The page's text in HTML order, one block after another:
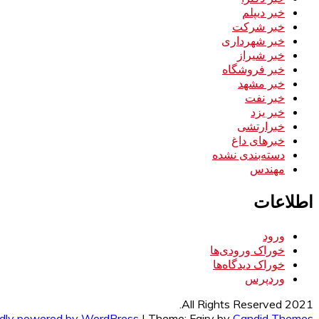
خبر دیپلم
خبر شرکت
خبر شهرداری
خبر شیراز
خبر فروشگاه
خبر مشهد
خبر نفت
خبر یزد
خبرارتشی
خبرهای داغ
دسته‌بندی نشده
مهندس
اطلاعات
ورود
خوراک ورودی‌ها
خوراک دیدگاه‌ها
وردپرس
All Rights Reserved 2021.